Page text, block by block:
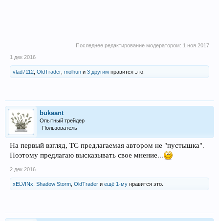
Последнее редактирование модератором: 1 ноя 2017
1 дек 2016
vlad7112 OldTrader molhun и 3 другим нравится это.
bukaant
Опытный трейдер
Пользователь
На первый взгляд, ТС предлагаемая автором не "пустышка".
Поэтому предлагаю высказывать свое мнение...
2 дек 2016
xELVINx Shadow Storm OldTrader и ещё 1-му нравится это.